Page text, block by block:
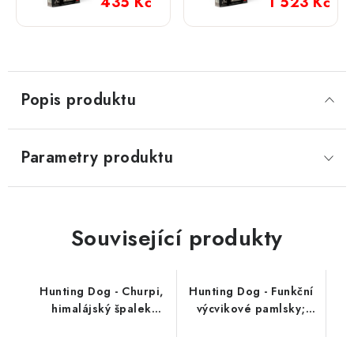
Popis produktu
Parametry produktu
Související produkty
Hunting Dog - Churpi,
himalájský špalek
Hunting Dog - Funkční
výcvikové pamlsky;